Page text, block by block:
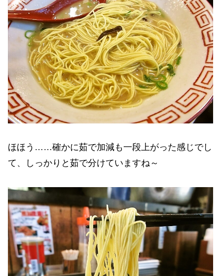
ほほう……確かに茹で加減も一段上がった感じでし
て、しっかりと茹で分けていますね～